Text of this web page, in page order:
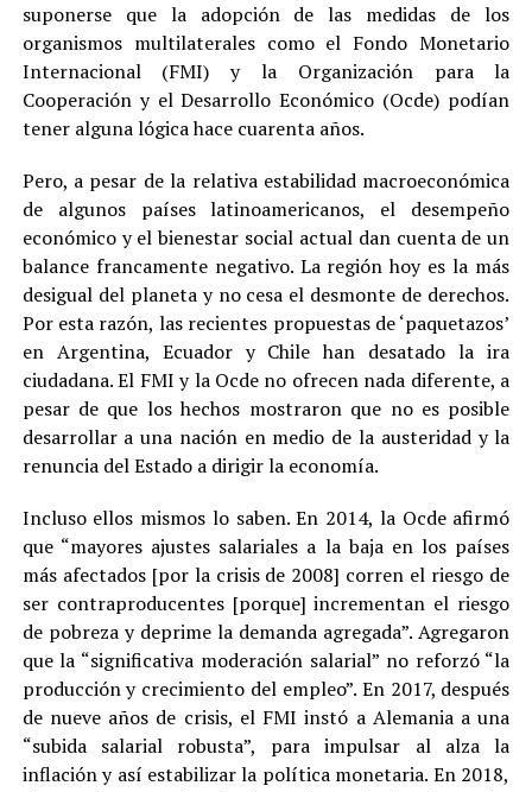
suponerse que la adopción de las medidas de los
organismos multilaterales como el Fondo Monetario
Internacional (FMI) y la Organización para la
Cooperación y el Desarrollo Económico (Ocde) podían
tener alguna lógica hace cuarenta años.
Pero, a pesar de la relativa estabilidad macroeconómica
de algunos países latinoamericanos, el desempeño
económico y el bienestar social actual dan cuenta de un
balance francamente negativo. La región hoy es la más
desigual del planeta y no cesa el desmonte de derechos.
Por esta razón, las recientes propuestas de ‘paquetazos’
en Argentina, Ecuador y Chile han desatado la ira
ciudadana. El FMI y la Ocde no ofrecen nada diferente, a
pesar de que los hechos mostraron que no es posible
desarrollar a una nación en medio de la austeridad y la
renuncia del Estado a dirigir la economía.
Incluso ellos mismos lo saben. En 2014, la Ocde afirmó
que “mayores ajustes salariales a la baja en los países
más afectados [por la crisis de 2008] corren el riesgo de
ser contraproducentes [porque] incrementan el riesgo
de pobreza y deprime la demanda agregada”. Agregaron
que la “significativa moderación salarial” no reforzó “la
producción y crecimiento del empleo”. En 2017, después
de nueve años de crisis, el FMI instó a Alemania a una
“subida salarial robusta”, para impulsar al alza la
inflación y así estabilizar la política monetaria. En 2018,